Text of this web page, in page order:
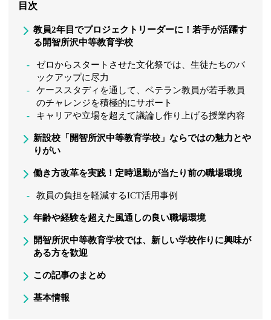
目次
教員2年目でプロジェクトリーダーに！若手が活躍す
る開智所沢中等教育学校
ゼロからスタートさせた文化祭では、生徒たちのバ
ックアップに尽力
ケーススタディを通して、ベテラン教員が若手教員
のチャレンジを積極的にサポート
キャリアや立場を超えて議論し作り上げる授業内容
新設校「開智所沢中等教育学校」ならではの魅力とや
りがい
働き方改革を実践！定時退勤が当たり前の職場環境
教員の負担を軽減するICT活用事例
年齢や経験を超えた風通しの良い職場環境
開智所沢中等教育学校では、新しい学校作りに興味が
ある方を歓迎
この記事のまとめ
基本情報